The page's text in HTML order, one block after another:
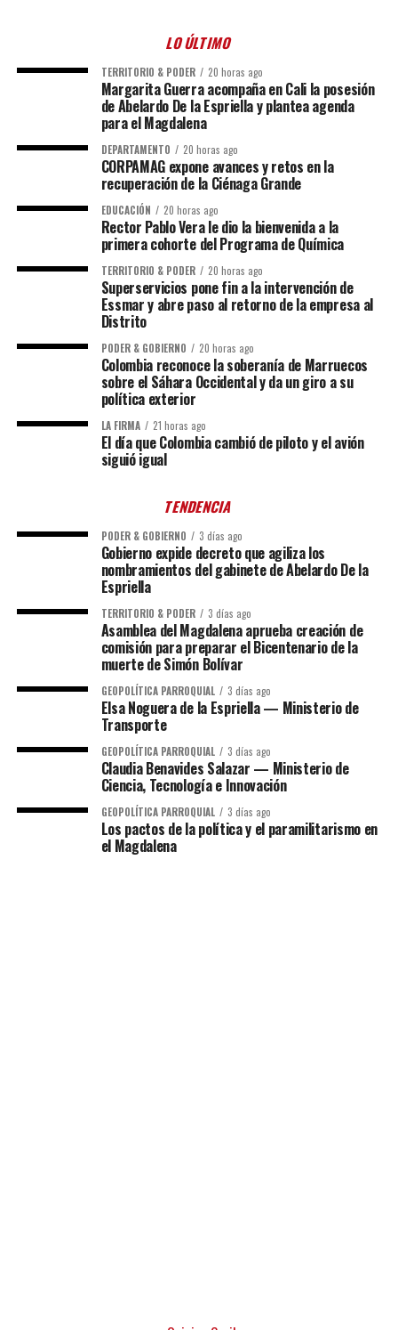
LO ÚLTIMO
TERRITORIO & PODER 20 horas ago
Margarita Guerra acompaña en Cali la posesión
de Abelardo De la Espriella y plantea agenda
para el Magdalena
DEPARTAMENTO 20 horas ago
CORPAMAG expone avances y retos en la
recuperación de la Ciénaga Grande
EDUCACIÓN 20 horas ago
Rector Pablo Vera le dio la bienvenida a la
primera cohorte del Programa de Química
TERRITORIO & PODER 20 horas ago
Superservicios pone fin a la intervención de
Essmar y abre paso al retorno de la empresa al
Distrito
PODER & GOBIERNO 20 horas ago
Colombia reconoce la soberanía de Marruecos
sobre el Sáhara Occidental y da un giro a su
política exterior
LA FIRMA 21 horas ago
El día que Colombia cambió de piloto y el avión
siguió igual
TENDENCIA
PODER & GOBIERNO 3 días ago
Gobierno expide decreto que agiliza los
nombramientos del gabinete de Abelardo De la
Espriella
TERRITORIO & PODER 3 días ago
Asamblea del Magdalena aprueba creación de
comisión para preparar el Bicentenario de la
muerte de Simón Bolívar
GEOPOLÍTICA PARROQUIAL 3 días ago
Elsa Noguera de la Espriella — Ministerio de
Transporte
GEOPOLÍTICA PARROQUIAL 3 días ago
Claudia Benavides Salazar — Ministerio de
Ciencia, Tecnología e Innovación
GEOPOLÍTICA PARROQUIAL 3 días ago
Los pactos de la política y el paramilitarismo en
el Magdalena